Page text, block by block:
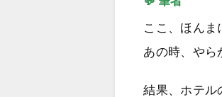
ここ、ほん
あの時、やら
結果、ホテル